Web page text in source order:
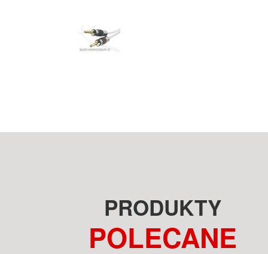
PRODUKTY
POLECANE
GRAHAM AUDIO LS5/9F BBC
OAK KOLUMNY PODŁOGOWE
AVM INSPIRATION CS 2.3
CZARNY AMPLITUNER